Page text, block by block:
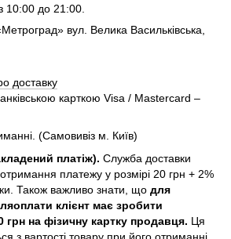
10:00 до 21:00.
вул. Велика Васильківська,
доставку
карткою Visa / Mastercard –
(Самовивіз м. Київ)
платіж). Служба доставки
отримання платежу у розмірі 20 грн + 2%
Також важливо знати, що для
клієнт має зробити
грн на фізичну картку продавця. Ця
з вартості товару при його отриманні.